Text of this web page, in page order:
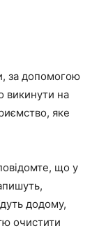
за допомогою
викинути на
яке
що у
додому,
очистити